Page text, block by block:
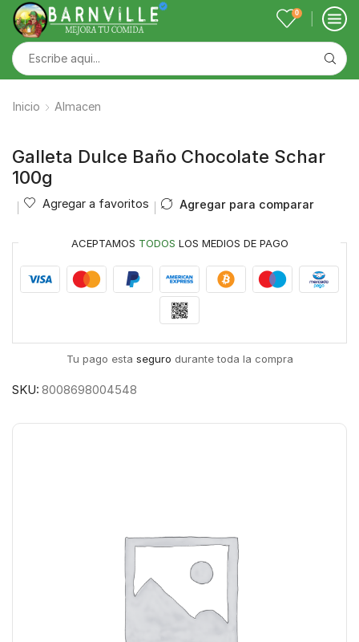
0
Inicio Almacen
Galleta Dulce Baño Chocolate Schar
100g
Agregar a favoritos Agregar para comparar
ACEPTAMOS TODOS LOS MEDIOS DE PAGO
Tu pago esta seguro durante toda la compra
SKU: 8008698004548